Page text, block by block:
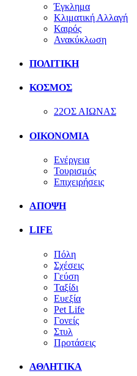
Έγκλημα
Κλιματική Αλλαγή
Καιρός
Ανακύκλωση
ΠΟΛΙΤΙΚΗ
ΚΟΣΜΟΣ
22ΟΣ ΑΙΩΝΑΣ
ΟΙΚΟΝΟΜΙΑ
Ενέργεια
Τουρισμός
Επιχειρήσεις
ΑΠΟΨΗ
LIFE
Πόλη
Σχέσεις
Γεύση
Ταξίδι
Ευεξία
Pet Life
Γονείς
Στυλ
Προτάσεις
ΑΘΛΗΤΙΚΑ